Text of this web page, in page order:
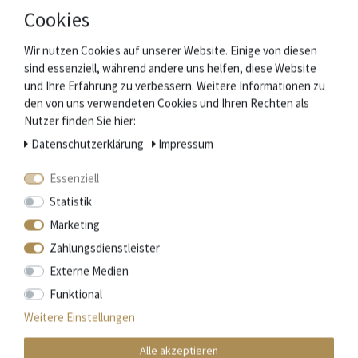
Durand - Herstellerkennung: 2LA212IM2ASM12BVI0
Griff: 12 cm - Griffschalen Violettholz - Backen satiniert
Rücken: Verzierte Feder und Biene - Korkenzieher
Gewicht: 100 g
Lieferumfang
Messer
Geschenkbox
Die Schmiede "La Coutellerie de Laguiole Honoré Durand"
Im Südwesten Frankreichs, im Département Aveyron, werden
seit Mitte des 19. Jahrhunderts die weltweit
bekannten Laguiole Messer gefertigt.
Cookies
Wir nutzen Cookies auf unserer Website. Einige von diesen
sind essenziell, während andere uns helfen, diese Website
und Ihre Erfahrung zu verbessern. Weitere Informationen zu
den von uns verwendeten Cookies und Ihren Rechten als
Nutzer finden Sie hier:
Daten­schutz­erklärung
Impressum
Essenziell
Statistik
Marketing
Zahlungsdienstleister
Externe Medien
Funktional
Weitere Einstellungen
Alle akzeptieren